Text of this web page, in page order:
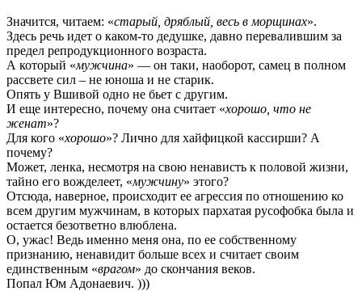
Значится, читаем: «старый, дряблый, весь в морщинах».
Здесь речь идет о каком-то дедушке, давно перевалившим за
предел репродукционного возраста.
А который «мужчина» — он таки, наоборот, самец в полном
рассвете сил – не юноша и не старик.
Опять у Вшивой одно не бьет с другим.
И еще интересно, почему она считает «хорошо, что не
женат»?
Для кого «хорошо»? Лично для хайфицкой кассирши? А
почему?
Может, ленка, несмотря на свою ненависть к половой жизни,
тайно его вожделеет, «мужчину» этого?
Отсюда, наверное, происходит ее агрессия по отношению ко
всем другим мужчинам, в которых пархатая русофобка была и
остается безответно влюблена.
О, ужас! Ведь именно меня она, по ее собственному
признанию, ненавидит больше всех и считает своим
единственным «врагом» до скончания веков.
Попал Юм Адонаевич. )))